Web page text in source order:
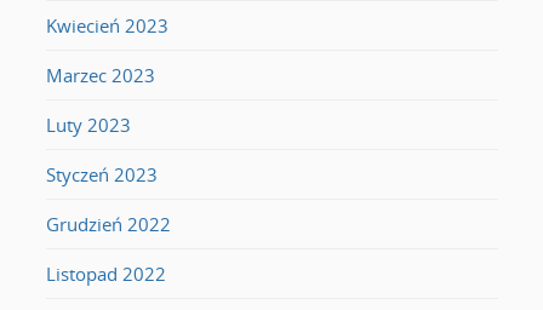
Kwiecień 2023
Marzec 2023
Luty 2023
Styczeń 2023
Grudzień 2022
Listopad 2022